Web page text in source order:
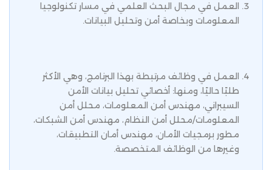
العمل في مجال البحث العلمي في مسار تكنولوجيا
المعلومات وبخاصة أمن وتحليل البيانات.
العمل في وظائف مرتبطة بهذا البرنامج، وهي الأكثر
طلبًا حاليًا، ومنها: أخصائي تحليل بيانات الأمن
السيبراني، مهندس أمن المعلومات، محلل أمن
المعلومات/محلل أمن النظام، مهندس أمن الشبكات،
مطور برمجيات الأمان، مهندس أمان التطبيقات،
وغيرها من الوظائف المتخصصة.